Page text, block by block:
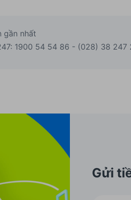
gần nhất
1900 54 54 86 - (028) 38 247
Gửi